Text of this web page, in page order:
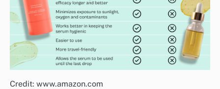
Credit: www.amazon.com